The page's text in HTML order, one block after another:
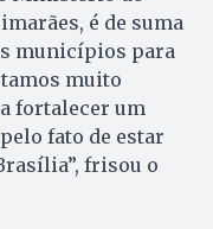
é de suma
municípios para
muito
fortalecer um
fato de estar
frisou o